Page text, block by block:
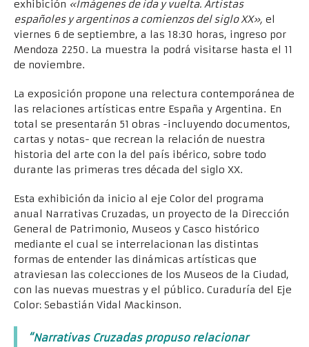
exhibición «Imágenes de ida y vuelta. Artistas
españoles y argentinos a comienzos del siglo XX», el
viernes 6 de septiembre, a las 18:30 horas, ingreso por
Mendoza 2250. La muestra la podrá visitarse hasta el 11
de noviembre.
La exposición propone una relectura contemporánea de
las relaciones artísticas entre España y Argentina. En
total se presentarán 51 obras -incluyendo documentos,
cartas y notas- que recrean la relación de nuestra
historia del arte con la del país ibérico, sobre todo
durante las primeras tres década del siglo XX.
Esta exhibición da inicio al eje Color del programa
anual Narrativas Cruzadas, un proyecto de la Dirección
General de Patrimonio, Museos y Casco histórico
mediante el cual se interrelacionan las distintas
formas de entender las dinámicas artísticas que
atraviesan las colecciones de los Museos de la Ciudad,
con las nuevas muestras y el público. Curaduría del Eje
Color: Sebastián Vidal Mackinson.
“Narrativas Cruzadas propuso relacionar